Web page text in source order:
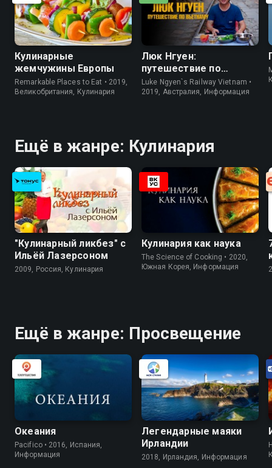
Кулинарные
жемчужины Европы
Remarkable Places to Eat • 2019,
Великобритания, Кулинария
Люк Нгуен:
путешествие по
Вьетнаму
Luke Ngyen`s Railway Vietnam •
2019, Австралия, Информация
Ещё в жанре: Кулинария
"Кулинарный ликбез" с
Ильёй Лазерсоном
2009, Россия, Кулинария
Кулинария как наука
The Science of Cooking • 2020,
Южная Корея, Информация
Ещё в жанре: Просвещение
Океания
Pacifico • 2016, Испания,
Информация
Легендарные маяки
Ирландии
2018, Ирландия, Информация